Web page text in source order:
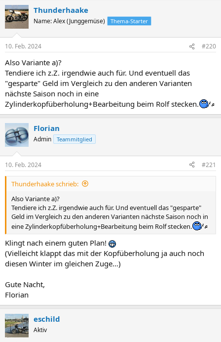
Thunderhaake
Name: Alex (Junggemüse) Thema-Starter
10. Feb. 2024 #220
Also Variante a)?
Tendiere ich z.Z. irgendwie auch für. Und eventuell das
"gesparte" Geld im Vergleich zu den anderen Varianten
nächste Saison noch in eine
Zylinderkopfüberholung+Bearbeitung beim Rolf stecken.
Florian
Admin Teammitglied
10. Feb. 2024 #221
Thunderhaake schrieb:
Also Variante a)?
Tendiere ich z.Z. irgendwie auch für. Und eventuell das "gesparte"
Geld im Vergleich zu den anderen Varianten nächste Saison noch in
eine Zylinderkopfüberholung+Bearbeitung beim Rolf stecken.
Klingt nach einem guten Plan!
(Vielleicht klappt das mit der Kopfüberholung ja auch noch
diesen Winter im gleichen Zuge…)
Gute Nacht,
Florian
eschild
Aktiv